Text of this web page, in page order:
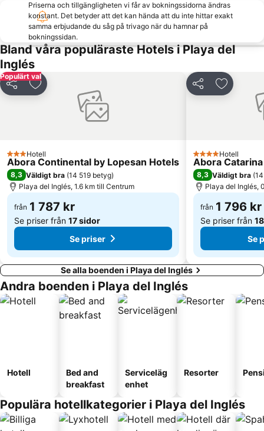
Talasoterapia Canarias San Agustín
Sanddynerna i Maspalomas
Lago Taurito Oasis
Paseo De Las Canteras
Shopping Center Meloneras Playa
Arinaga
Las Palmeras Golf Sport Urban Resort
Playa de las Burras
Las Burras-Puerto Chico
Puerto de las Nieves
Paseo por la playa de Las Canteras
Paseo por la playa de Las Alcaravaneras
Port of San Juan
Plaza de Canarias
Ermita de San Antonio Abad
Centro Comercial Las Ramblas Centro
Zona Comercial Calle Triana
Centro Comercial Las Arenas
Priserna och tillgängligheten vi får av bokningssidorna ändras
konstant. Det betyder att det kan hända att du inte hittar exakt
samma erbjudande du såg på trivago när du hamnar på
bokningssidan.
Bland våra populäraste Hotels i Playa del
Inglés
Populärt val
Dela Lägg till i Mina Favoriter
3 Stjärnor
Hotell
Abora Continental by Lopesan Hotels
8,3 Väldigt bra (14 519 betyg)
Playa del Inglés, 1.6 km till Centrum
från 1 787 kr
Se priser från 17 sidor
Se priser
Dela Lägg till i
4 Stjärnor
Hotell
Abora
8,3 Väldigt bra (
Playa del Inglés,
från 1 796 kr
Se priser från
Se
Se alla boenden i Playa del Inglés
Andra boenden i Playa del Inglés
Hotell
Bed and
breakfast
Serviceläg
enhet
Resorter
Populära hotellkategorier i Playa del Inglés